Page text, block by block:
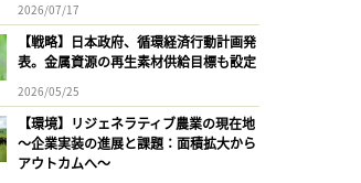
2026/07/17
【戦略】日本政府、循環経済行動計画発
表。金属資源の再生素材供給目標も設定
2026/05/25
【環境】リジェネラティブ農業の現在地
〜企業実装の進展と課題：面積拡大から
アウトカムへ〜